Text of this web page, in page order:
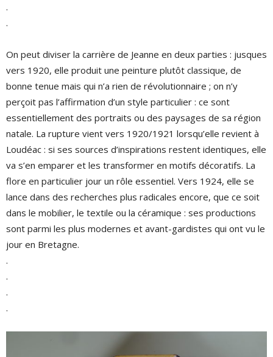
.
.
On peut diviser la carrière de Jeanne en deux parties : jusques
vers 1920, elle produit une peinture plutôt classique, de
bonne tenue mais qui n’a rien de révolutionnaire ; on n’y
perçoit pas l’affirmation d’un style particulier : ce sont
essentiellement des portraits ou des paysages de sa région
natale. La rupture vient vers 1920/1921 lorsqu’elle revient à
Loudéac : si ses sources d’inspirations restent identiques, elle
va s’en emparer et les transformer en motifs décoratifs. La
flore en particulier jour un rôle essentiel. Vers 1924, elle se
lance dans des recherches plus radicales encore, que ce soit
dans le mobilier, le textile ou la céramique : ses productions
sont parmi les plus modernes et avant-gardistes qui ont vu le
jour en Bretagne.
.
.
.
.